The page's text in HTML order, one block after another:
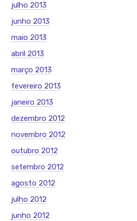
julho 2013
junho 2013
maio 2013
abril 2013
março 2013
fevereiro 2013
janeiro 2013
dezembro 2012
novembro 2012
outubro 2012
setembro 2012
agosto 2012
julho 2012
junho 2012